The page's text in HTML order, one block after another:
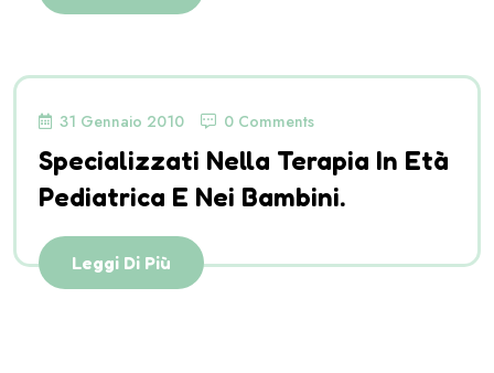
31 Gennaio 2010 0 Comments
Specializzati Nella Terapia In Età
Pediatrica E Nei Bambini.
Leggi Di Più